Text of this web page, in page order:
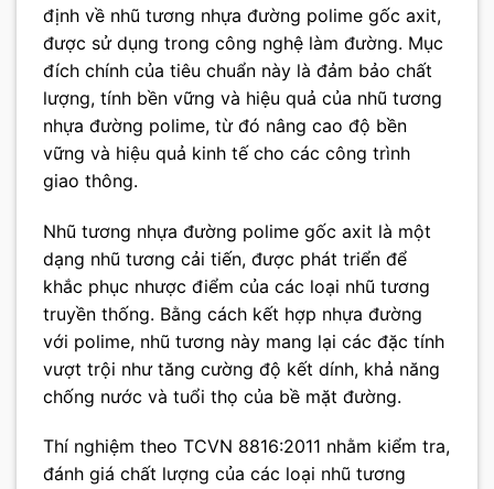
định về nhũ tương nhựa đường polime gốc axit,
được sử dụng trong công nghệ làm đường. Mục
đích chính của tiêu chuẩn này là đảm bảo chất
lượng, tính bền vững và hiệu quả của nhũ tương
nhựa đường polime, từ đó nâng cao độ bền
vững và hiệu quả kinh tế cho các công trình
giao thông.
Nhũ tương nhựa đường polime gốc axit là một
dạng nhũ tương cải tiến, được phát triển để
khắc phục nhược điểm của các loại nhũ tương
truyền thống. Bằng cách kết hợp nhựa đường
với polime, nhũ tương này mang lại các đặc tính
vượt trội như tăng cường độ kết dính, khả năng
chống nước và tuổi thọ của bề mặt đường.
Thí nghiệm theo TCVN 8816:2011 nhằm kiểm tra,
đánh giá chất lượng của các loại nhũ tương